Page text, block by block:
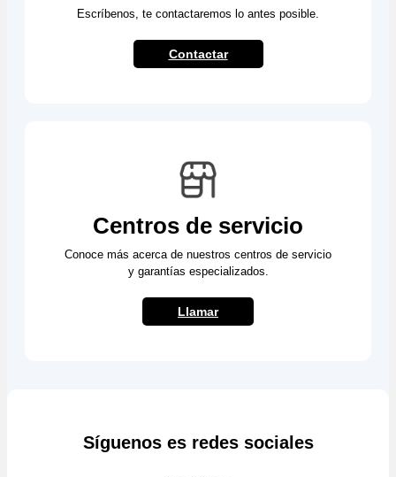
Escríbenos, te contactaremos lo antes posible.
Contactar
Centros de servicio
Conoce más acerca de nuestros centros de servicio
y garantías especializados.
Llamar
Síguenos es redes sociales